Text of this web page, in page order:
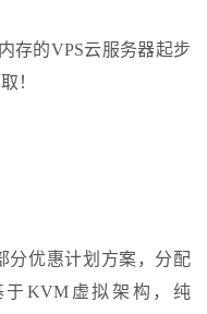
存的VPS云服务器起步
！
分优惠计划方案，分配
于KVM虚拟架构，纯